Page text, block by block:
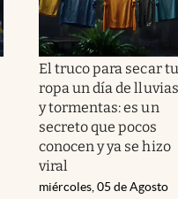
El truco para secar tu
ropa un día de lluvias
y tormentas: es un
secreto que pocos
conocen y ya se hizo
viral
miércoles, 05 de Agosto